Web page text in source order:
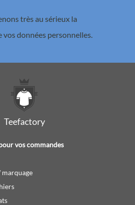
très au sérieux la
données personnelles.
Teefactory
vos commandes